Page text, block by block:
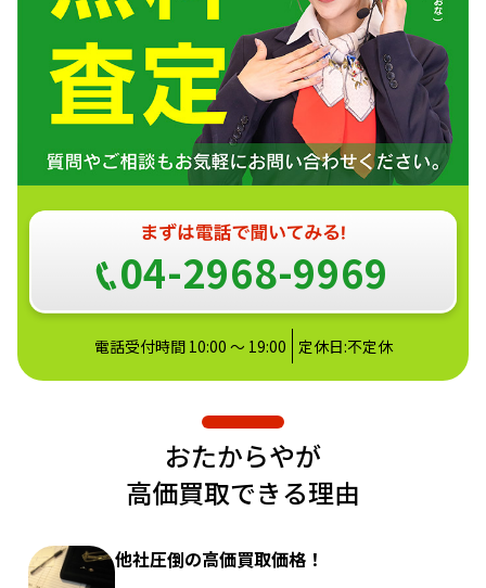
04-2968-9969
電話受付時間 10:00 ～ 19:00 定休日:不定休
おたからやが
高価買取できる理由
他社圧倒の高価買取価格！